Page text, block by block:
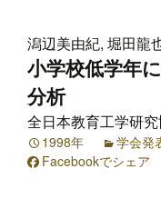
潟辺美由紀, 堀田龍
小学校低学年
分析
全日本教育工学研
1998年 学会発
Facebookでシェア